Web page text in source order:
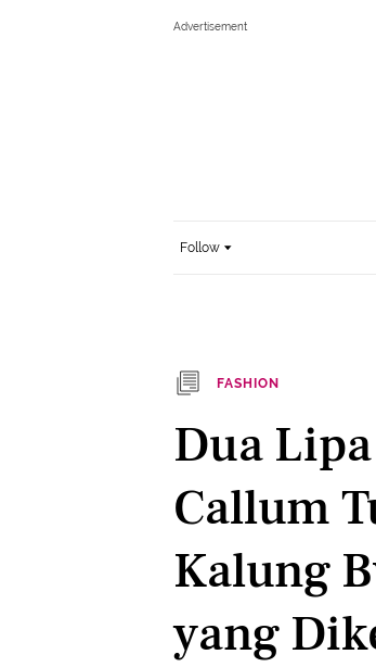
Follow
FASHION
Dua
Callum
Kalung
yang